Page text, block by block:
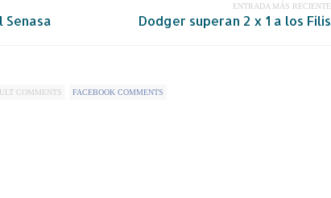
ENTRADA MÁS RECIENTE
Dodger superan 2 x 1 a los Filis
COMMENTS FACEBOOK COMMENTS